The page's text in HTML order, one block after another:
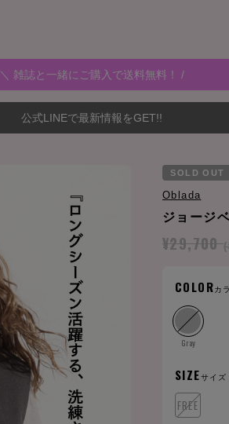
＼ 雑誌と一緒にご購入で送料無料！ /
公式LINEで最新情報をGET!!
SOLD OUT
Oblada
ジョージ
¥29,700
COLORカ
Gray
SIZEサイ
FREE